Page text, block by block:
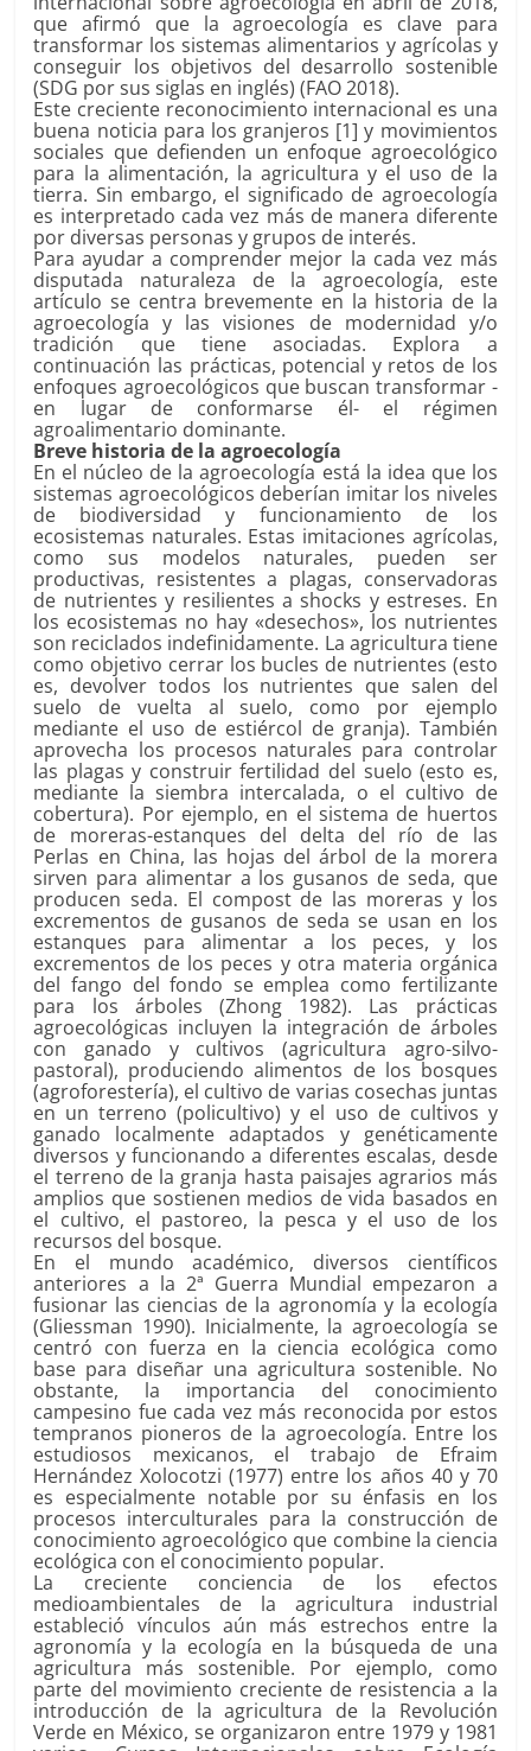
que afirmó que la agroecología es clave para
transformar los sistemas alimentarios y agrícolas y
conseguir los objetivos del desarrollo sostenible
(SDG por sus siglas en inglés) (FAO 2018).
Este creciente reconocimiento internacional es una
buena noticia para los granjeros [1] y movimientos
sociales que defienden un enfoque agroecológico
para la alimentación, la agricultura y el uso de la
tierra. Sin embargo, el significado de agroecología
es interpretado cada vez más de manera diferente
por diversas personas y grupos de interés.
Para ayudar a comprender mejor la cada vez más
disputada naturaleza de la agroecología, este
artículo se centra brevemente en la historia de la
agroecología y las visiones de modernidad y/o
tradición que tiene asociadas. Explora a
continuación las prácticas, potencial y retos de los
enfoques agroecológicos que buscan transformar -
en lugar de conformarse él- el régimen
agroalimentario dominante.
Breve historia de la agroecología
En el núcleo de la agroecología está la idea que los
sistemas agroecológicos deberían imitar los niveles
de biodiversidad y funcionamiento de los
ecosistemas naturales. Estas imitaciones agrícolas,
como sus modelos naturales, pueden ser
productivas, resistentes a plagas, conservadoras
de nutrientes y resilientes a shocks y estreses. En
los ecosistemas no hay «desechos», los nutrientes
son reciclados indefinidamente. La agricultura tiene
como objetivo cerrar los bucles de nutrientes (esto
es, devolver todos los nutrientes que salen del
suelo de vuelta al suelo, como por ejemplo
mediante el uso de estiércol de granja). También
aprovecha los procesos naturales para controlar
las plagas y construir fertilidad del suelo (esto es,
mediante la siembra intercalada, o el cultivo de
cobertura). Por ejemplo, en el sistema de huertos
de moreras-estanques del delta del río de las
Perlas en China, las hojas del árbol de la morera
sirven para alimentar a los gusanos de seda, que
producen seda. El compost de las moreras y los
excrementos de gusanos de seda se usan en los
estanques para alimentar a los peces, y los
excrementos de los peces y otra materia orgánica
del fango del fondo se emplea como fertilizante
para los árboles (Zhong 1982). Las prácticas
agroecológicas incluyen la integración de árboles
con ganado y cultivos (agricultura agro-silvo-
pastoral), produciendo alimentos de los bosques
(agroforestería), el cultivo de varias cosechas juntas
en un terreno (policultivo) y el uso de cultivos y
ganado localmente adaptados y genéticamente
diversos y funcionando a diferentes escalas, desde
el terreno de la granja hasta paisajes agrarios más
amplios que sostienen medios de vida basados en
el cultivo, el pastoreo, la pesca y el uso de los
recursos del bosque.
En el mundo académico, diversos científicos
anteriores a la 2ª Guerra Mundial empezaron a
fusionar las ciencias de la agronomía y la ecología
(Gliessman 1990). Inicialmente, la agroecología se
centró con fuerza en la ciencia ecológica como
base para diseñar una agricultura sostenible. No
obstante, la importancia del conocimiento
campesino fue cada vez más reconocida por estos
tempranos pioneros de la agroecología. Entre los
estudiosos mexicanos, el trabajo de Efraim
Hernández Xolocotzi (1977) entre los años 40 y 70
es especialmente notable por su énfasis en los
procesos interculturales para la construcción de
conocimiento agroecológico que combine la ciencia
ecológica con el conocimiento popular.
La creciente conciencia de los efectos
medioambientales de la agricultura industrial
estableció vínculos aún más estrechos entre la
agronomía y la ecología en la búsqueda de una
agricultura más sostenible. Por ejemplo, como
parte del movimiento creciente de resistencia a la
introducción de la agricultura de la Revolución
Verde en México, se organizaron entre 1979 y 1981